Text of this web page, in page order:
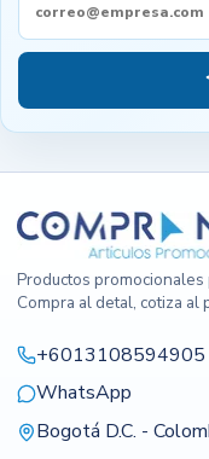
Productos promocionales
Compra al detal, cotiza al
+6013108594905
WhatsApp
Bogotá D.C. -